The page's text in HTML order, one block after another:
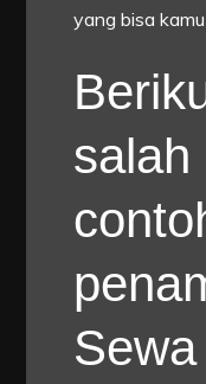
yang bisa
salah